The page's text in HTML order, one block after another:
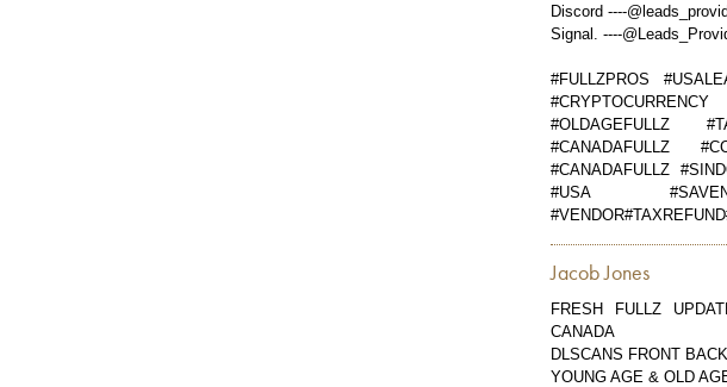
Discord ----
Signal. ----
#FULLZPROS
#OLDAGEFULLZ
#CANADAFULLZ
#CANADAFULLZ
#USA
Jacob Jones
FRESH FULLZ
CANADA
DLSCANS FRONT
YOUNG AGE & OLD